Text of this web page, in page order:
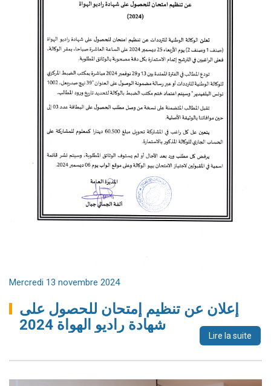
Mercredi 13 novembre 2024
إعلان عن تنظيم إمتحان للحصول على
شهادة راديو الهواة 2024
Lire la suite